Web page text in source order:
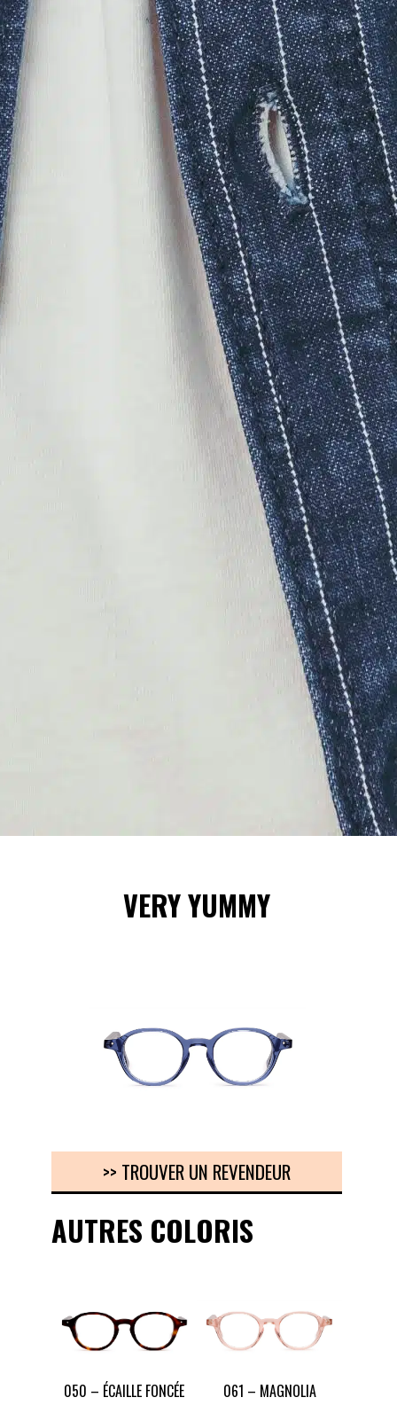
VERY YUMMY
>> TROUVER UN REVENDEUR
AUTRES COLORIS
050 – ÉCAILLE FONCÉE 061 – MAGNOLIA